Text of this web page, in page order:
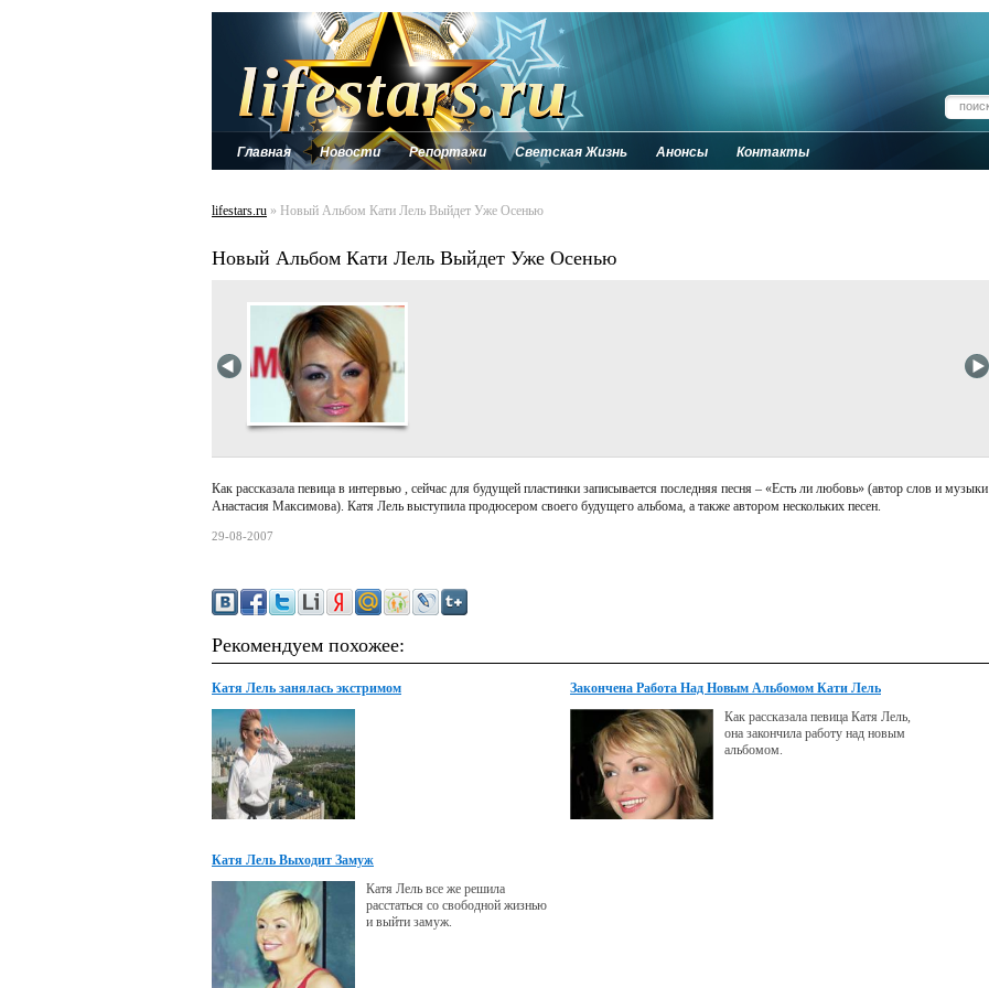
Главная Новости Репортажи Светская Жизнь Анонсы Контакты
lifestars.ru » Новый Альбом Кати Лель Выйдет Уже Осенью
Новый Альбом Кати Лель Выйдет Уже Осенью
Как рассказала певица в интервью , сейчас для будущей пластинки записывается последняя песня – «Есть ли любовь» (автор слов и музыки
Анастасия Максимова). Катя Лель выступила продюсером своего будущего альбома, а также автором нескольких песен.
29-08-2007
Рекомендуем похожее:
Катя Лель занялась экстримом
Закончена Работа Над Новым Альбомом Кати Лель
Как рассказала певица Катя Лель,
она закончила работу над новым
альбомом.
Катя Лель Выходит Замуж
Катя Лель все же решила
расстаться со свободной жизнью
и выйти замуж.